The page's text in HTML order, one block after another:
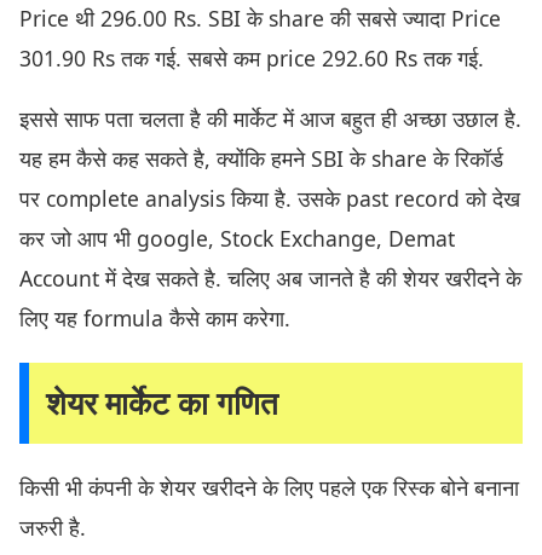
Price थी 296.00 Rs. SBI के share की सबसे ज्यादा Price
301.90 Rs तक गई. सबसे कम price 292.60 Rs तक गई.
इससे साफ पता चलता है की मार्केट में आज बहुत ही अच्छा उछाल है.
यह हम कैसे कह सकते है, क्योंकि हमने SBI के share के रिकॉर्ड
पर complete analysis किया है. उसके past record को देख
कर जो आप भी google, Stock Exchange, Demat
Account में देख सकते है. चलिए अब जानते है की शेयर खरीदने के
लिए यह formula कैसे काम करेगा.
शेयर मार्केट का गणित
किसी भी कंपनी के शेयर खरीदने के लिए पहले एक रिस्क बोने बनाना
जरुरी है.